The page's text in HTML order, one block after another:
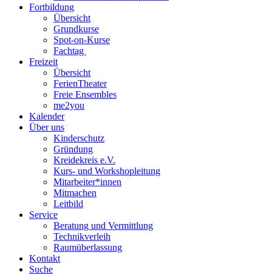
Fortbildung
Übersicht
Grundkurse
Spot-on-Kurse
Fachtag
Freizeit
Übersicht
FerienTheater
Freie Ensembles
me2you
Kalender
Über uns
Kinderschutz
Gründung
Kreidekreis e.V.
Kurs- und Workshopleitung
Mitarbeiter*innen
Mitmachen
Leitbild
Service
Beratung und Vermittlung
Technikverleih
Raumüberlassung
Kontakt
Suche